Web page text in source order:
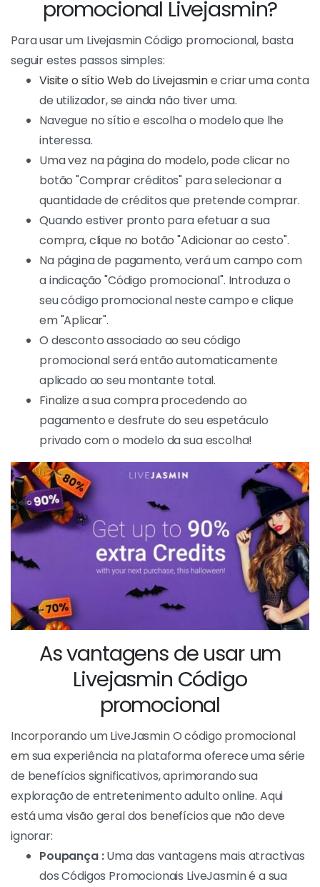
promocional Livejasmin?
Para usar um Livejasmin Código promocional, basta
seguir estes passos simples:
Visite o sítio Web do Livejasmine criar uma conta
de utilizador, se ainda não tiver uma.
Navegue no sítio e escolha o modelo que lhe
interessa.
Uma vez na página do modelo, pode clicar no
botão "Comprar créditos" para selecionar a
quantidade de créditos que pretende comprar.
Quando estiver pronto para efetuar a sua
compra, clique no botão "Adicionar ao cesto".
Na página de pagamento, verá um campo com
a indicação "Código promocional". Introduza o
seu código promocional neste campo e clique
em "Aplicar".
O desconto associado ao seu código
promocional será então automaticamente
aplicado ao seu montante total.
Finalize a sua compra procedendo ao
pagamento e desfrute do seu espetáculo
privado com o modelo da sua escolha!
As vantagens de usar um
Livejasmin Código
promocional
Incorporando um LiveJasmin O código promocional
em sua experiência na plataforma oferece uma série
de benefícios significativos, aprimorando sua
exploração de entretenimento adulto online. Aqui
está uma visão geral dos benefícios que não deve
ignorar:
Poupança :Uma das vantagens mais atractivas
dos Códigos Promocionais LiveJasmin é a sua